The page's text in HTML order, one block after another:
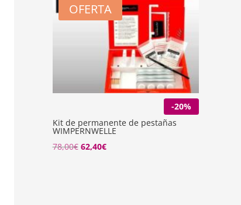
OFERTA
-20%
Kit de permanente de pestañas
WIMPERNWELLE
78,00€ 62,40€